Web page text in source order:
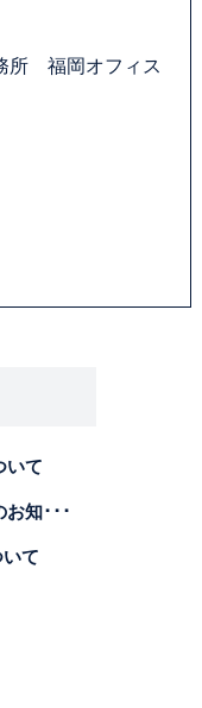
所 福岡オフィス
いて
知･･･
て